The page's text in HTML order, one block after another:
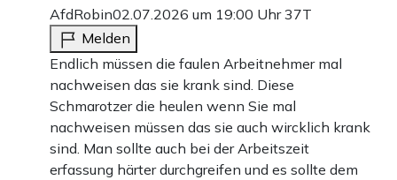
AfdRobin02.07.2026 um 19:00 Uhr37T
Melden
Endlich müssen die faulen Arbeitnehmer mal
nachweisen das sie krank sind. Diese
Schmarotzer die heulen wenn Sie mal
nachweisen müssen das sie auch wircklich krank
sind. Man sollte auch bei der Arbeitszeit
erfassung härter durchgreifen und es sollte dem